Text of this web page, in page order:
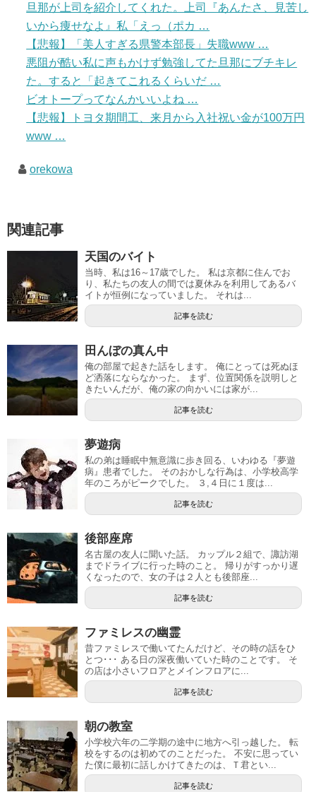
旦那が上司を紹介してくれた。上司『あんたさ、見苦し
いから痩せなよ』私「えっ（ポカ …
【悲報】「美人すぎる県警本部長」失職www …
悪阻が酷い私に声もかけず勉強してた旦那にブチキレ
た。すると「起きてこれるくらいだ …
ビオトープってなんかいいよね …
【悲報】トヨタ期間工、来月から入社祝い金が100万円
www …
orekowa
関連記事
天国のバイト
当時、私は16～17歳でした。 私は京都に住んでお
り、私たちの友人の間では夏休みを利用してあるバ
イトが恒例になっていました。 それは...
記事を読む
田んぼの真ん中
俺の部屋で起きた話をします。 俺にとっては死ぬほ
ど洒落にならなかった。 まず、位置関係を説明しと
きたいんだが、俺の家の向かいには家が...
記事を読む
夢遊病
私の弟は睡眠中無意識に歩き回る、いわゆる『夢遊
病』患者でした。 そのおかしな行為は、小学校高学
年のころがピークでした。 ３,４日に１度は...
記事を読む
後部座席
名古屋の友人に聞いた話。 カップル２組で、諏訪湖
までドライブに行った時のこと。 帰りがすっかり遅
くなったので、女の子は２人とも後部座...
記事を読む
ファミレスの幽霊
昔ファミレスで働いてたんだけど、その時の話をひ
とつ･･･ ある日の深夜働いていた時のことです。 そ
の店は小さいフロアとメインフロアに...
記事を読む
朝の教室
小学校六年の二学期の途中に地方へ引っ越した。 転
校をするのは初めてのことだった。 不安に思ってい
た僕に最初に話しかけてきたのは、Ｔ君とい...
記事を読む